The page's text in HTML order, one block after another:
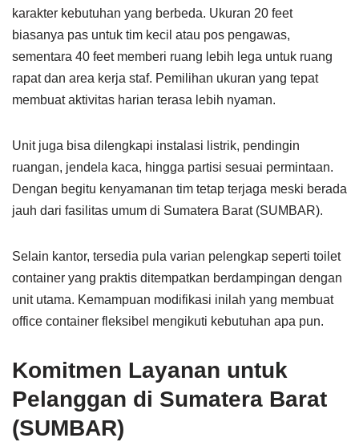
karakter kebutuhan yang berbeda. Ukuran 20 feet
biasanya pas untuk tim kecil atau pos pengawas,
sementara 40 feet memberi ruang lebih lega untuk ruang
rapat dan area kerja staf. Pemilihan ukuran yang tepat
membuat aktivitas harian terasa lebih nyaman.
Unit juga bisa dilengkapi instalasi listrik, pendingin
ruangan, jendela kaca, hingga partisi sesuai permintaan.
Dengan begitu kenyamanan tim tetap terjaga meski berada
jauh dari fasilitas umum di Sumatera Barat (SUMBAR).
Selain kantor, tersedia pula varian pelengkap seperti toilet
container yang praktis ditempatkan berdampingan dengan
unit utama. Kemampuan modifikasi inilah yang membuat
office container fleksibel mengikuti kebutuhan apa pun.
Komitmen Layanan untuk
Pelanggan di Sumatera Barat
(SUMBAR)